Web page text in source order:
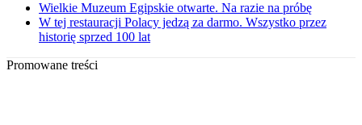
Wielkie Muzeum Egipskie otwarte. Na razie na próbę
W tej restauracji Polacy jedzą za darmo. Wszystko przez
historię sprzed 100 lat
Promowane treści